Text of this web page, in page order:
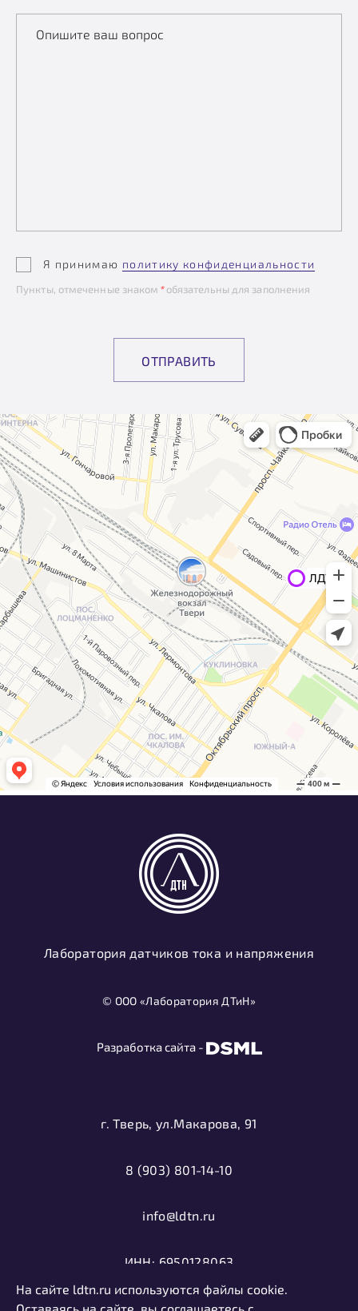
Опишите ваш вопрос
Я принимаю политику конфиденциальности
Пункты, отмеченные знаком *обязательны для заполнения
ОТПРАВИТЬ
Лаборатория датчиков тока и напряжения
© ООО «Лаборатория ДТиН»
Разработка сайта -
г. Тверь, ул.Макарова, 91
8 (903) 801-14-10
info@ldtn.ru
ИНН: 6950128063
ОГРН: 1116952000406
На сайте ldtn.ru используются файлы cookie.